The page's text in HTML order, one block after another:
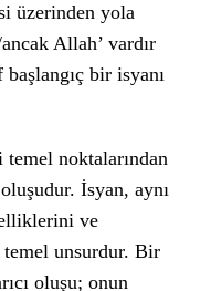
üzerinden yola
Allah’ vardır
bir isyanı
noktalarından
İsyan, aynı
ve
temel unsurdur. Bir
oluşu; onun